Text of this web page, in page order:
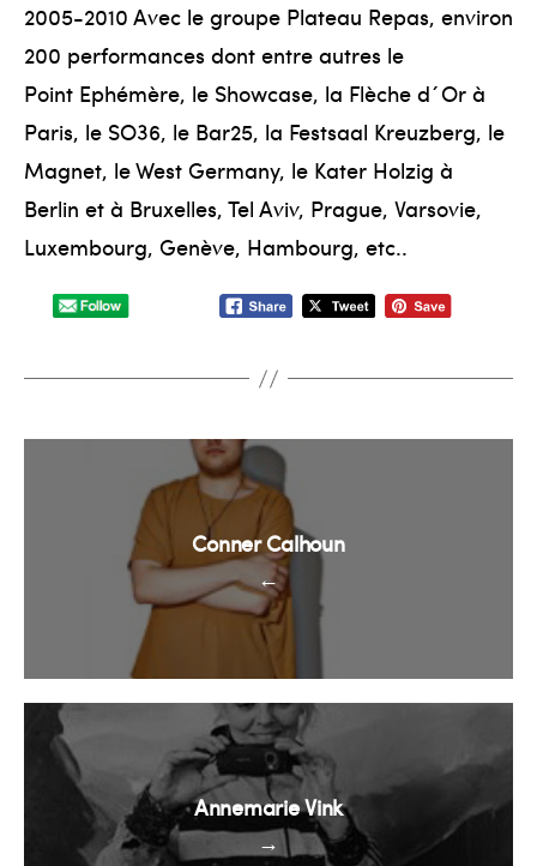
2005-2010 Avec le groupe Plateau Repas, environ
200 performances dont entre autres le
Point Ephémère, le Showcase, la Flèche d´Or à
Paris, le SO36, le Bar25, la Festsaal Kreuzberg, le
Magnet, le West Germany, le Kater Holzig à
Berlin et à Bruxelles, Tel Aviv, Prague, Varsovie,
Luxembourg, Genève, Hambourg, etc..
←
Conner Calhoun
→
Annemarie Vink